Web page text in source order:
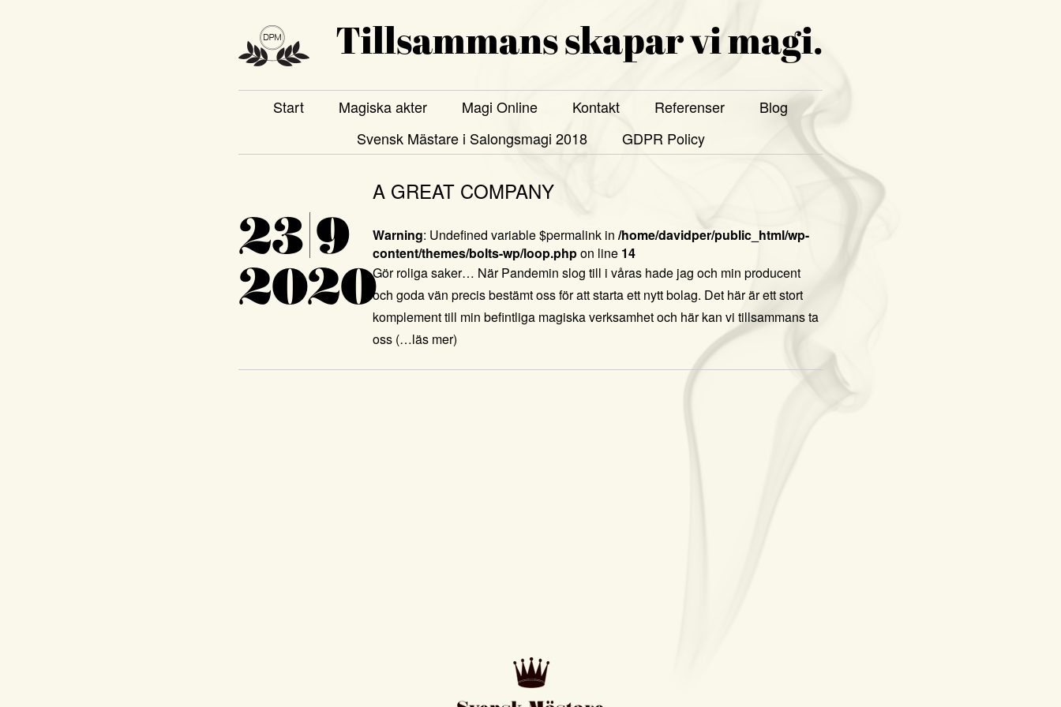
Tillsammans skapar vi magi.
Start Magiska akter Magi Online Kontakt Referenser
Blog
Svensk Mästare i Salongsmagi 2018
GDPR Policy
23|9
2020
A GREAT COMPANY
Warning: Undefined variable $permalink in /home/davidper/public_html/wp-
content/themes/bolts-wp/loop.phpon line 14
Gör roliga saker… När Pandemin slog till i våras hade jag och min producent
och goda vän precis bestämt oss för att starta ett nytt bolag. Det här är ett stort
komplement till min befintliga magiska verksamhet och här kan vi tillsammans ta
oss (…läs mer)